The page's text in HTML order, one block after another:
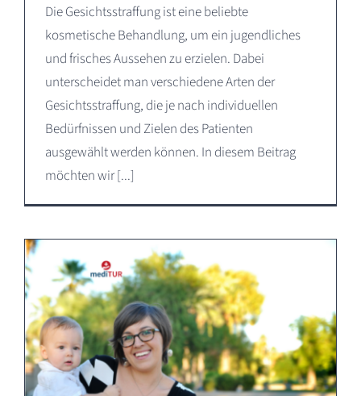
Die Gesichtsstraffung ist eine beliebte
kosmetische Behandlung, um ein jugendliches
und frisches Aussehen zu erzielen. Dabei
unterscheidet man verschiedene Arten der
Gesichtsstraffung, die je nach individuellen
Bedürfnissen und Zielen des Patienten
ausgewählt werden können. In diesem Beitrag
möchten wir [...]